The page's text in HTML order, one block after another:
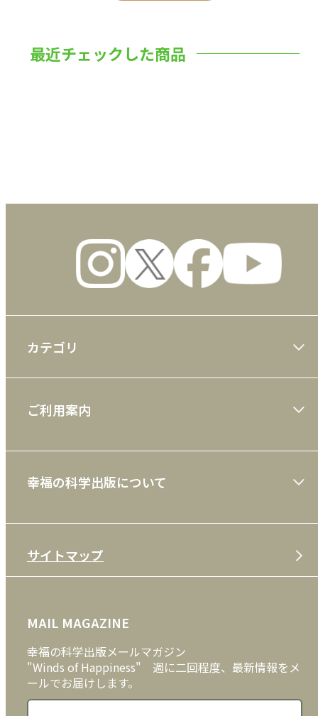
最近チェックした商品
カテゴリ
雑誌
CD
DVD・ブルーレイ
外国語
ご利用案内
利用規約
特定商取引法
プライバシーポリシー
クッキーポリシー
幸福の科学出版について
メディア・ライブラリー
サイトマップ
MAIL MAGAZINE
幸福の科学出版メールマガジン
"Winds of Happiness" 週に二回程度、最新情報をメ
ールでお届けします。